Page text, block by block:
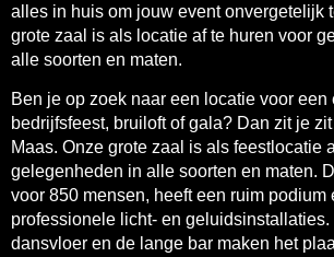
alles in huis om jouw event onvergetelijk
grote zaal is als locatie af te huren voor
alle soorten en maten.
Ben je op zoek naar een locatie voor een
bedrijfsfeest, bruiloft of gala? Dan zit je
Maas. Onze grote zaal is als feestlocatie
gelegenheden in alle soorten en maten.
voor 850 mensen, heeft een ruim podium
professionele licht- en geluidsinstallaties.
dansvloer en de lange bar maken het